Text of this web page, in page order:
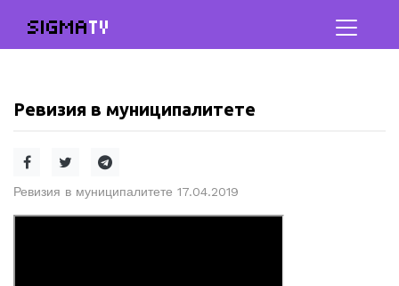
SIGMATV
Ревизия в муниципалитете
Ревизия в муниципалитете 17.04.2019